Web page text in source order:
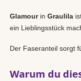
Glamourin Graulila
ein Lieblingsstück
Der Faseranteil sorgt
Warum du